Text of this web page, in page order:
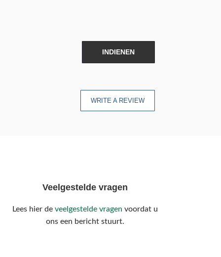
INDIENEN
WRITE A REVIEW
Veelgestelde vragen
Lees hier de veelgestelde vragen voordat u
ons een bericht stuurt.